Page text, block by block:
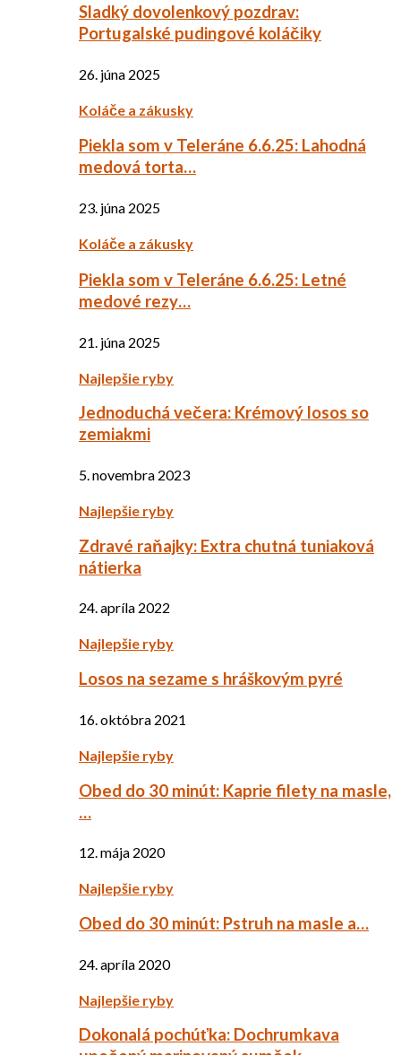
Sladký dovolenkový pozdrav:
Portugalské pudingové koláčiky
26. júna 2025
Koláče a zákusky
Piekla som v Teleráne 6.6.25: Lahodná
medová torta…
23. júna 2025
Koláče a zákusky
Piekla som v Teleráne 6.6.25: Letné
medové rezy…
21. júna 2025
Najlepšie ryby
Jednoduchá večera: Krémový losos so
zemiakmi
5. novembra 2023
Najlepšie ryby
Zdravé raňajky: Extra chutná tuniaková
nátierka
24. apríla 2022
Najlepšie ryby
Losos na sezame s hráškovým pyré
16. októbra 2021
Najlepšie ryby
Obed do 30 minút: Kaprie filety na masle,
…
12. mája 2020
Najlepšie ryby
Obed do 30 minút: Pstruh na masle a…
24. apríla 2020
Najlepšie ryby
Dokonalá pochúťka: Dochrumkava